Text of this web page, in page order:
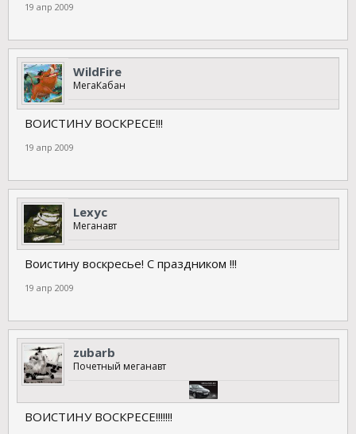
19 апр 2009
WildFire
МегаКабан
ВОИСТИНУ ВОСКРЕСЕ!!!
19 апр 2009
Lexyc
Меганавт
Воистину воскресье! С праздником !!!
19 апр 2009
zubarb
Почетный меганавт
ВОИСТИНУ ВОСКРЕСЕ!!!!!!!